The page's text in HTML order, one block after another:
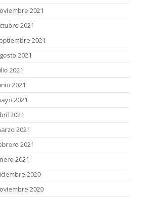
2021
2021
2021
2021
2021
2021
2021
2021
2021
2021
2021
2020
2020